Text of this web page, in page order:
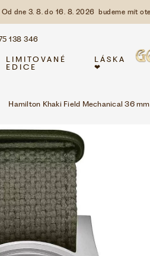
Od dne 3. 8. do 16. 8. 2026 budeme mít
138 346
LIMITOVANÉ
EDICE
LÁSKA
❤
Hamilton Khaki Field Mechanical 36